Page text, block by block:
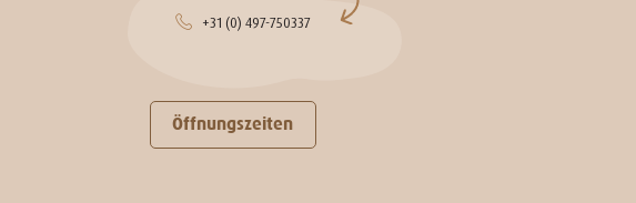
+31 (0) 497-750337
Öffnungszeiten